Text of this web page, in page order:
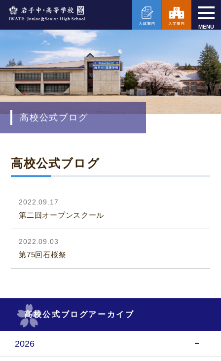
MENU
高校公式ブログ
高校公式ブログ
2022.09.17
第二回オープンスクール
2022.09.03
第75回石桜祭
高校公式ブログアーカイブ
2026